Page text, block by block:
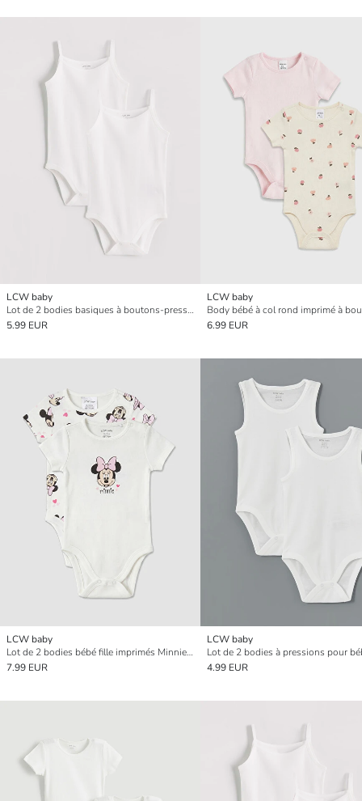
LCW baby
Lot de 2 bodies basiques à boutons-pression pour bébé fille
5.99 EUR
LCW baby
6.99 EUR
LCW baby
Lot de 2 bodies bébé fille imprimés Minnie Mouse
7.99 EUR
LCW baby
4.99 EUR